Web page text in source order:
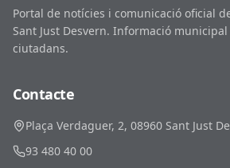
Portal de notícies i comunicació oficial
Sant Just Desvern. Informació
ciutadans.
Contacte
Plaça Verdaguer, 2, 08960 Sant Just
93 480 40 00